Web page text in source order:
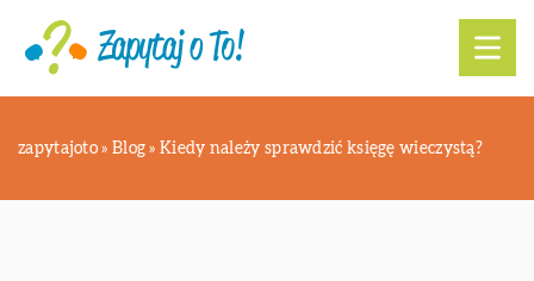
zapytajoto » Blog »Kiedy należy sprawdzić księgę wieczystą?